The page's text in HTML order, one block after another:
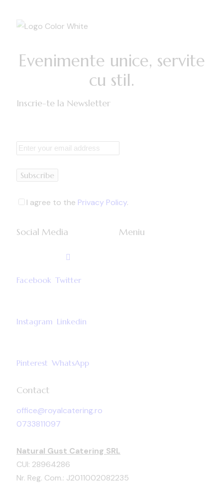
Evenimente unice, servite
cu stil.
Inscrie-te la Newsletter
Subscribe
I agree to the Privacy Policy.
Social Media
Facebook Twitter
Instagram Linkedin
Pinterest WhatsApp
Meniu
Contact
office@royalcatering.ro
0733811097
Natural Gust Catering SRL
CUI: 28964286
Nr. Reg. Com.: J2011002082235